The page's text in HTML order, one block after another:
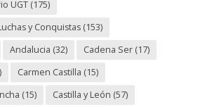
UGT(175)
y Conquistas(153)
Andalucia (32) Cadena Ser(17)
Carmen Castilla (15)
(15) Castilla y León (57)